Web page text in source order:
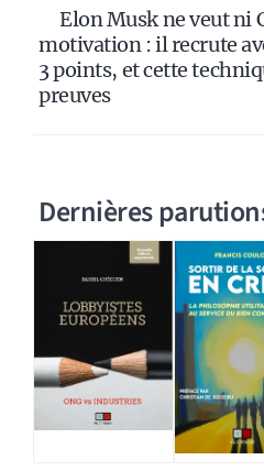
Elon Musk ne veut ni
motivation : il recrute
3 points, et cette
preuves
Dernières